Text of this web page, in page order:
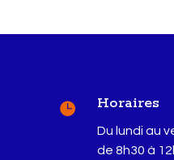
 Horaires
Du lundi au
de 8h30 à